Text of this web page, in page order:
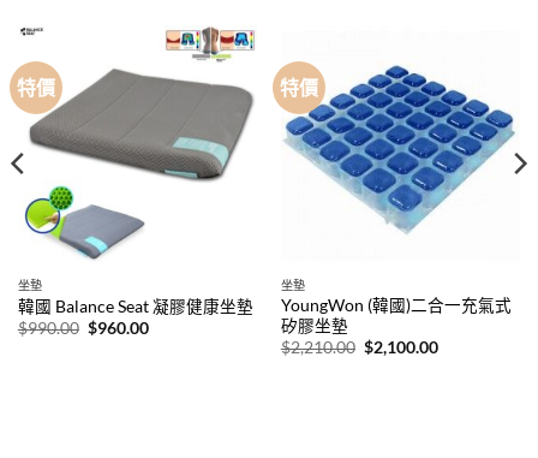
特價
坐墊
韓國 Balance Seat 凝膠健康坐墊
$990.00 原
$960.00目
特價
坐墊
YoungWon (韓國)二合一充氣式
矽膠坐墊
$2,210.00 原
$2,100.00目